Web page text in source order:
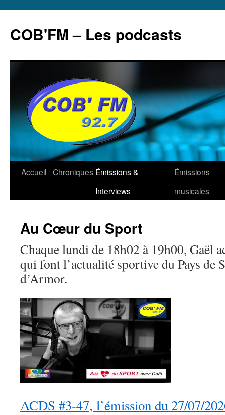
contenu
COB'FM – Les podcasts
Accueil Chroniques Émissions &
Interviews
Émissions
musicales
Au Cœur du Sport
Chaque lundi de 18h02 à 19h00, Gaël
qui font l’actualité sportive du Pays de
d’Armor.
ACDS #3-47, l’émission du 27/07/